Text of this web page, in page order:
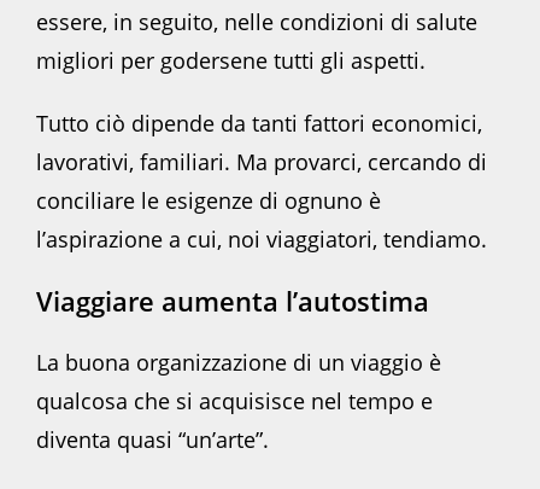
essere, in seguito, nelle condizioni di salute
migliori per godersene tutti gli aspetti.
Tutto ciò dipende da tanti fattori economici,
lavorativi, familiari. Ma provarci, cercando di
conciliare le esigenze di ognuno è
l’aspirazione a cui, noi viaggiatori, tendiamo.
Viaggiare aumenta l’autostima
La buona organizzazione di un viaggio è
qualcosa che si acquisisce nel tempo e
diventa quasi “un’arte”.